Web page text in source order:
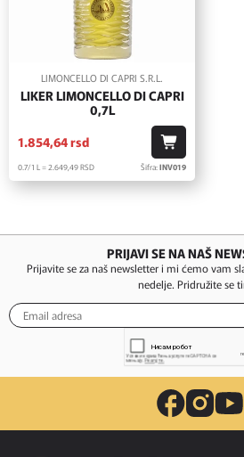
LIMONCELLO DI CAPRI S.R.L.
LIKER LIMONCELLO DI CAPRI
0,7L
1.854,64rsd
0.7/1 L = 2.649,49RSD Šifra:INV019
PRIJAVI SE NA NAŠ
Prijavite se za naš newsletter i mi ćemo vam
nedelje. Pridružite se